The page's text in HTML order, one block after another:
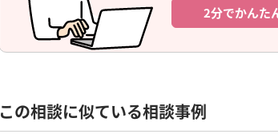
2分でかんた
この相談に似ている相談事例